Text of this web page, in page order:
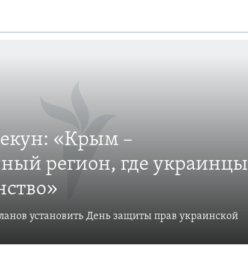
«Крым –
регион, где украинцы
установить День защиты прав украинской